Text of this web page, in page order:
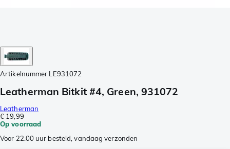
Artikelnummer LE931072
Leatherman Bitkit #4, Green, 931072
Leatherman
€ 19,99
Op voorraad
Voor 22.00 uur besteld, vandaag verzonden